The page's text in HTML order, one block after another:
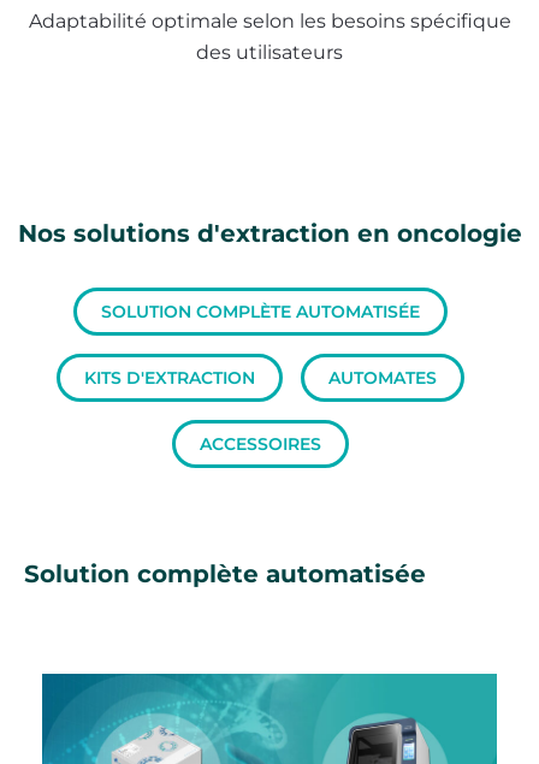
Adaptabilité optimale selon les besoins spécifique
des utilisateurs
Nos solutions d'extraction en oncologie
SOLUTION COMPLÈTE AUTOMATISÉE
KITS D'EXTRACTION AUTOMATES
ACCESSOIRES
Solution complète automatisée